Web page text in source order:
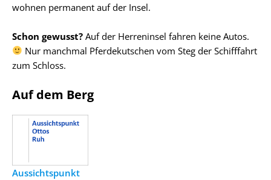
wohnen permanent auf der Insel.
Schon gewusst? Auf der Herreninsel fahren keine Autos.
Nur manchmal Pferdekutschen vom Steg der Schifffahrt
zum Schloss.
Auf dem Berg
Aussichtspunkt